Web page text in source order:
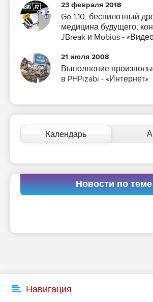
23 февраля 2018
Go 1.10, беспилотный
медицина будущего,
JBreak и Mobius -
21 июля 2008
Выполнение
в PHPizabi - «Интернет»
Календарь
Новости по теме
Навигация